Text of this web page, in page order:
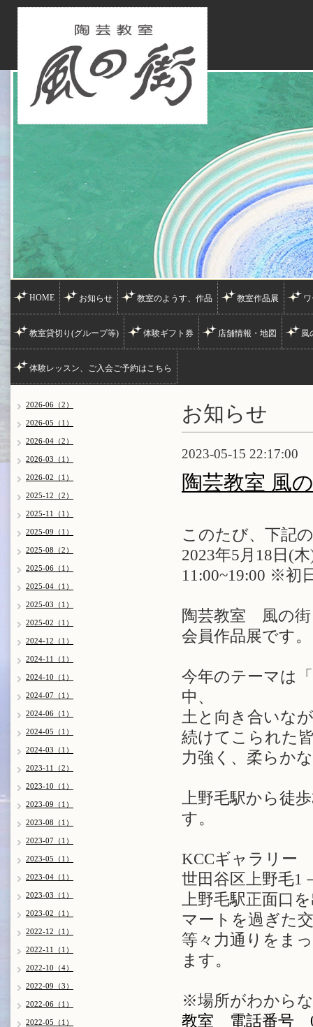
HOME お知らせ 教室のようす、作品 教室作品展
教室貸切り(グループ等) 体験ギフト券 店舗情報・地図 風
体験レッスン、ご入会ご予約はこちら
お知らせ
2023-05-15 22:17:00
陶芸教室 風
このたび、下記
2023年5月18日(
11:00~19:00 ※初
陶芸教室 風の
会員作品展です。
今年のテーマは
中、
土と向き合いな
続けてこられた
力強く、柔らか
上野毛駅から徒
す。
KCCギャラリー
世田谷区上野毛
上野毛駅正面口
マートを過ぎた
等々力通りをま
ます。
※場所がわから
教室 電話番号
2026-06（2）
2026-05（1）
2026-04（2）
2026-03（1）
2026-02（1）
2025-12（2）
2025-11（1）
2025-09（1）
2025-08（2）
2025-06（1）
2025-04（1）
2025-03（1）
2025-02（1）
2024-12（1）
2024-11（1）
2024-10（1）
2024-07（1）
2024-06（1）
2024-05（1）
2024-03（1）
2023-11（2）
2023-10（1）
2023-09（1）
2023-08（1）
2023-07（1）
2023-05（1）
2023-04（1）
2023-03（1）
2023-02（1）
2022-12（1）
2022-11（1）
2022-10（4）
2022-09（3）
2022-06（1）
2022-05（1）